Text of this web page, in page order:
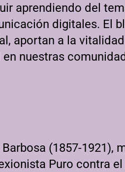
aprendiendo del
digitales. El
aportan a la
nuestras
(1857-1921),
Puro contra